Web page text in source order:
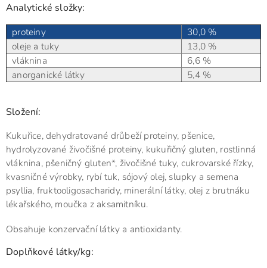
Analytické složky:
proteiny
30,0 %
oleje a tuky
13,0 %
vláknina
6,6 %
anorganické látky
5,4 %
Složení:
Kukuřice, dehydratované drůbeží proteiny, pšenice,
hydrolyzované živočišné proteiny, kukuřičný gluten, rostlinná
vláknina, pšeničný gluten*, živočišné tuky, cukrovarské řízky,
kvasničné výrobky, rybí tuk, sójový olej, slupky a semena
psyllia, fruktooligosacharidy, minerální látky, olej z brutnáku
lékařského, moučka z aksamitníku.
Obsahuje konzervační látky a antioxidanty.
Doplňkové látky/kg: